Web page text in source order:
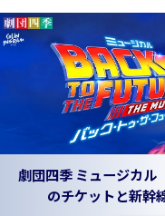
劇団四季 ミュージカル
のチケットと新幹